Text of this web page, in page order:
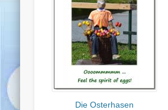
Die Osterhasen